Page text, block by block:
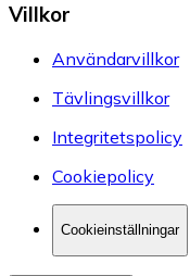
Villkor
Användarvillkor
Tävlingsvillkor
Integritetspolicy
Cookiepolicy
Cookieinställningar